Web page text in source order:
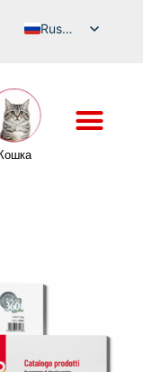
Russian
German